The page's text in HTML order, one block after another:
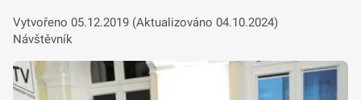
Vytvořeno 05.12.2019 (Aktualizováno 04.10.2024)
Návštěvník